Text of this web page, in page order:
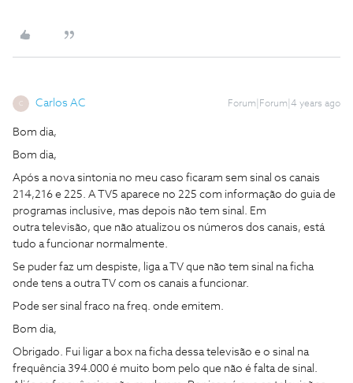
C Carlos AC Forum|Forum|4 years ago
Bom dia,
Bom dia,
Após a nova sintonia no meu caso ficaram sem sinal os canais
214,216 e 225. A TV5 aparece no 225 com informação do guia de
programas inclusive, mas depois não tem sinal. Em
outra televisão, que não atualizou os números dos canais, está
tudo a funcionar normalmente.
Se puder faz um despiste, liga a TV que não tem sinal na ficha
onde tens a outra TV com os canais a funcionar.
Pode ser sinal fraco na freq. onde emitem.
Bom dia,
Obrigado. Fui ligar a box na ficha dessa televisão e o sinal na
frequência 394.000 é muito bom pelo que não é falta de sinal.